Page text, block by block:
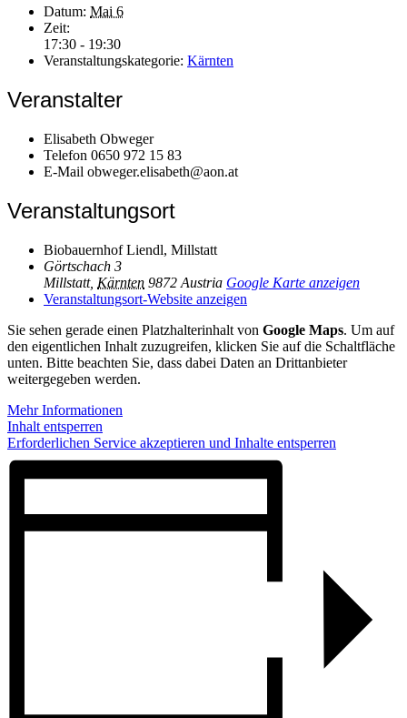
Datum: Mai 6
Zeit:
17:30 - 19:30
Veranstaltungskategorie: Kärnten
Veranstalter
Elisabeth Obweger
Telefon 0650 972 15 83
E-Mail obweger.elisabeth@aon.at
Veranstaltungsort
Biobauernhof Liendl, Millstatt
Görtschach 3
Millstatt, Kärnten 9872 Austria Google Karte anzeigen
Veranstaltungsort-Website anzeigen
Sie sehen gerade einen Platzhalterinhalt von Google Maps. Um auf
den eigentlichen Inhalt zuzugreifen, klicken Sie auf die Schaltfläche
unten. Bitte beachten Sie, dass dabei Daten an Drittanbieter
weitergegeben werden.
Mehr Informationen
Inhalt entsperren
Erforderlichen Service akzeptieren und Inhalte entsperren